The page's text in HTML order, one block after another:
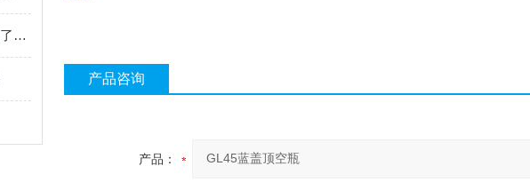
蓝盖顶空瓶体积确定的方法来了解下呢
产品咨询
产品：